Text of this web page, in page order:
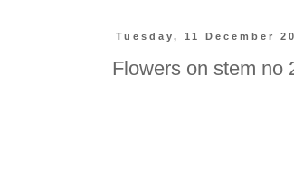
Tuesday, 11 December
Flowers on stem no